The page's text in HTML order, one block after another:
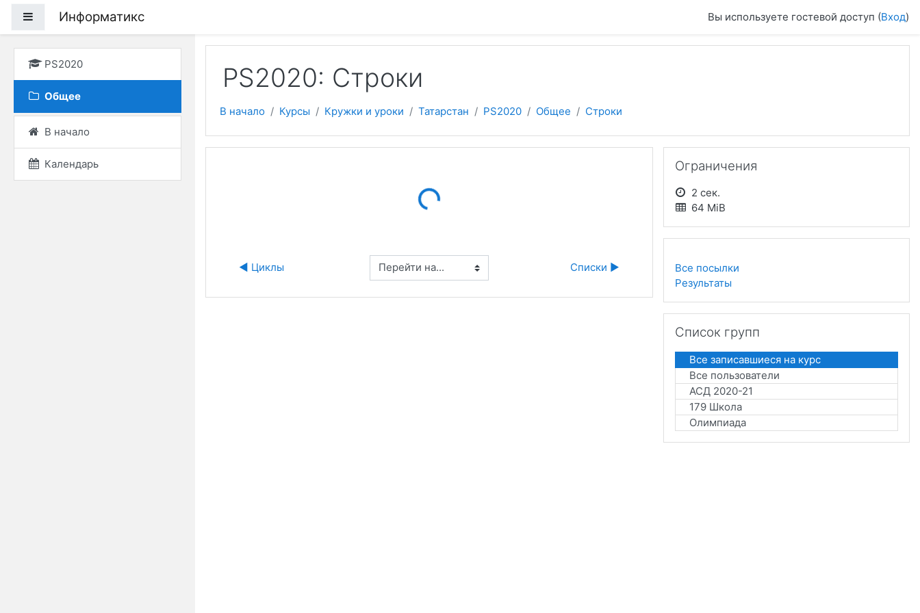
Боковая панель
Информатикс Вы используете гостевой доступ (Вход)
PS2020
Общее
В начало
Календарь
PS2020: Строки
В начало Курсы Кружки и уроки Татарстан PS2020 Общее Строки
Loading...
◀︎ Циклы Перейти на... Списки ▶︎
Ограничения
2 сек.
64 MiB
Все посылки
Результаты
Список групп
Все записавшиеся на курс
Все пользователи
АСД 2020-21
179 Школа
Олимпиада